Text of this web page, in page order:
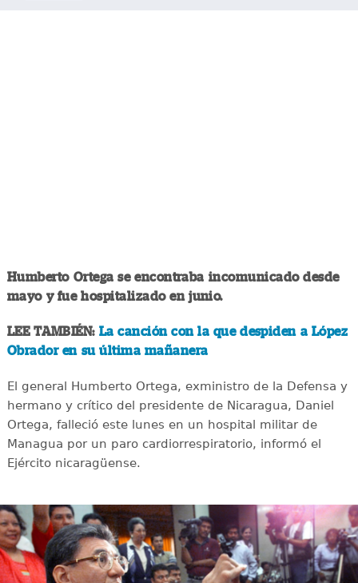
Humberto Ortega se encontraba incomunicado desde
mayo y fue hospitalizado en junio.
LEE TAMBIÉN: La canción con la que despiden a López
Obrador en su última mañanera
El general Humberto Ortega, exministro de la Defensa y
hermano y crítico del presidente de Nicaragua, Daniel
Ortega, falleció este lunes en un hospital militar de
Managua por un paro cardiorrespiratorio, informó el
Ejército nicaragüense.